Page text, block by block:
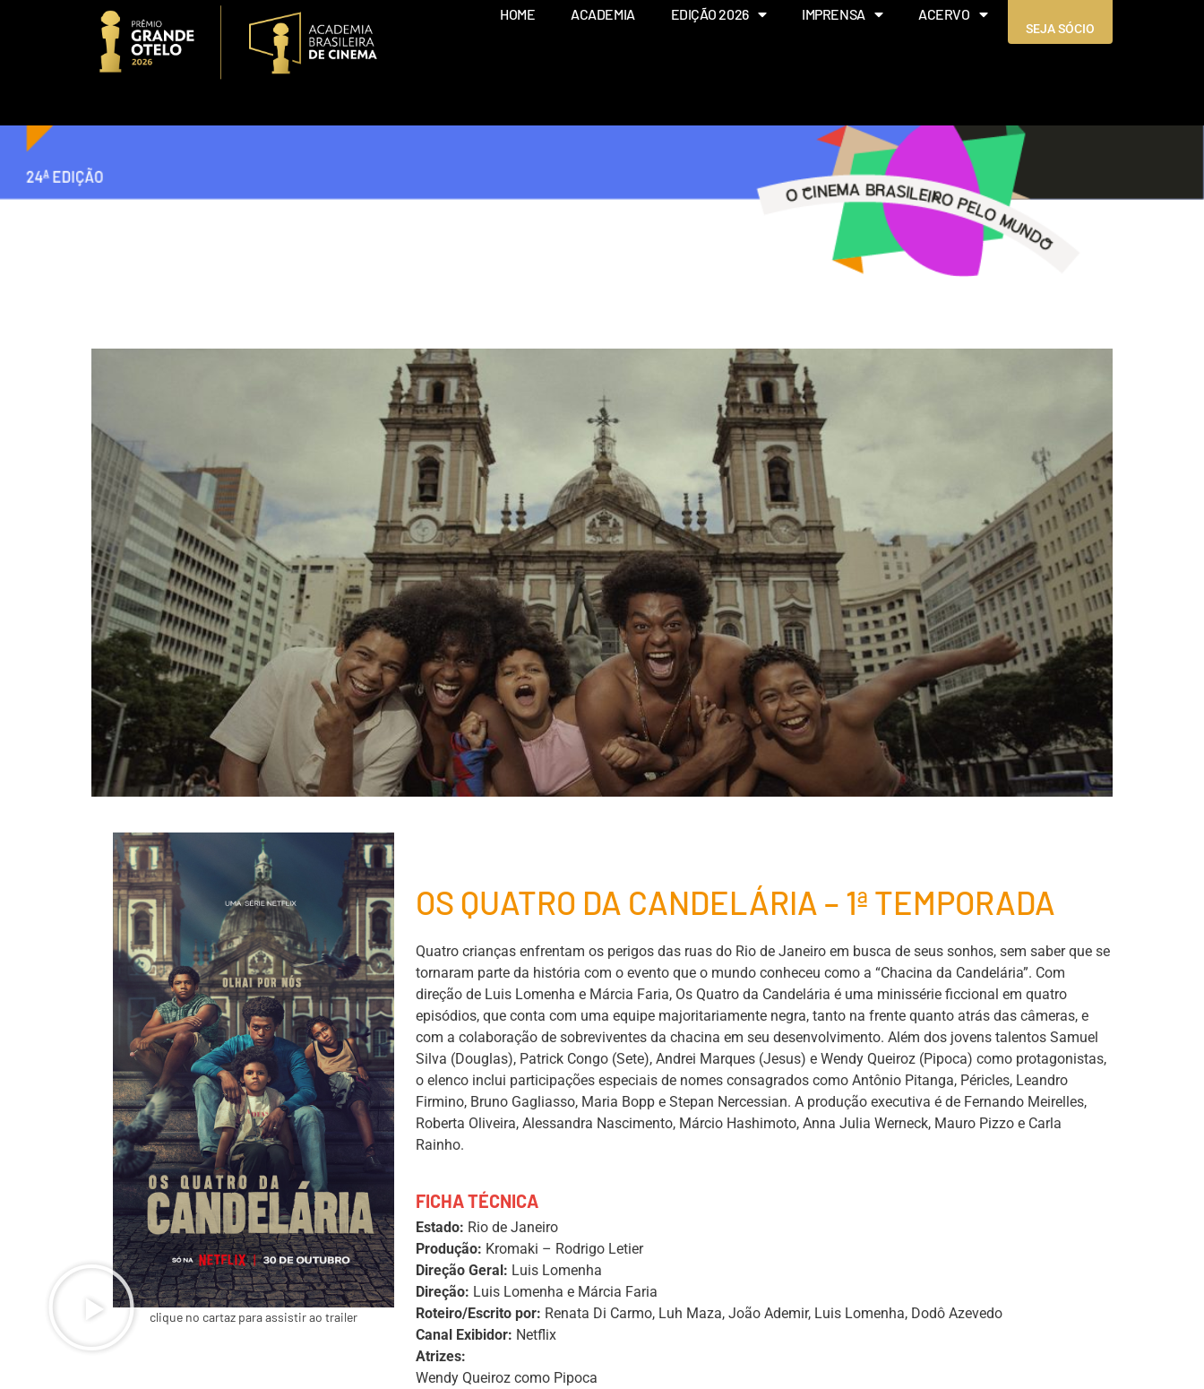
HOME ACADEMIA EDIÇÃO 2026 IMPRENSA ACERVO
SEJA SÓCIO
clique no cartaz para assistir ao trailer
OS QUATRO DA CANDELÁRIA – 1ª TEMPORADA
Quatro crianças enfrentam os perigos das ruas do Rio de Janeiro em busca de seus sonhos, sem saber que se
tornaram parte da história com o evento que o mundo conheceu como a “Chacina da Candelária”. Com
direção de Luis Lomenha e Márcia Faria, Os Quatro da Candelária é uma minissérie ficcional em quatro
episódios, que conta com uma equipe majoritariamente negra, tanto na frente quanto atrás das câmeras, e
com a colaboração de sobreviventes da chacina em seu desenvolvimento. Além dos jovens talentos Samuel
Silva (Douglas), Patrick Congo (Sete), Andrei Marques (Jesus) e Wendy Queiroz (Pipoca) como protagonistas,
o elenco inclui participações especiais de nomes consagrados como Antônio Pitanga, Péricles, Leandro
Firmino, Bruno Gagliasso, Maria Bopp e Stepan Nercessian. A produção executiva é de Fernando Meirelles,
Roberta Oliveira, Alessandra Nascimento, Márcio Hashimoto, Anna Julia Werneck, Mauro Pizzo e Carla
Rainho.
FICHA TÉCNICA
Estado: Rio de Janeiro
Produção: Kromaki – Rodrigo Letier
Direção Geral: Luis Lomenha
Direção: Luis Lomenha e Márcia Faria
Roteiro/Escrito por: Renata Di Carmo, Luh Maza, João Ademir, Luis Lomenha, Dodô Azevedo
Canal Exibidor: Netflix
Atrizes:
Wendy Queiroz como Pipoca